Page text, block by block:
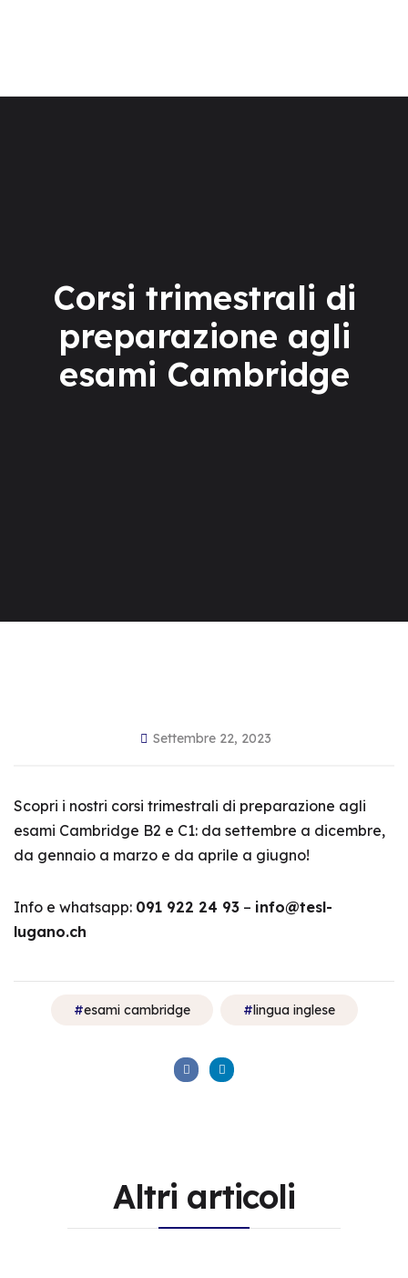
Centro Esami Cambridge
Corsi trimestrali di
preparazione agli
esami Cambridge
Settembre 22, 2023
Scopri i nostri corsi trimestrali di preparazione agli
esami Cambridge B2 e C1: da settembre a dicembre,
da gennaio a marzo e da aprile a giugno!
Info e whatsapp: 091 922 24 93 – info@tesl-
lugano.ch
esami cambridge lingua inglese
Altri articoli